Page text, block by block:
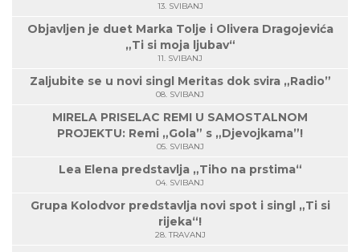
13. SVIBANJ
Objavljen je duet Marka Tolje i Olivera Dragojevića
„Ti si moja ljubav“
11. SVIBANJ
Zaljubite se u novi singl Meritas dok svira „Radio”
08. SVIBANJ
MIRELA PRISELAC REMI U SAMOSTALNOM
PROJEKTU: Remi „Gola” s „Djevojkama”!
05. SVIBANJ
Lea Elena predstavlja „Tiho na prstima“
04. SVIBANJ
Grupa Kolodvor predstavlja novi spot i singl „Ti si
rijeka“!
28. TRAVANJ